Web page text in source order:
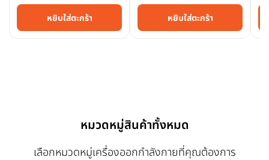
หยิบใส่ตะกร้า หยิบใส่ตะกร้า
หมวดหมู่สินค้าทั้งหมด
เลือกหมวดหมู่เครื่องออกกำลังกายที่คุณต้องการ